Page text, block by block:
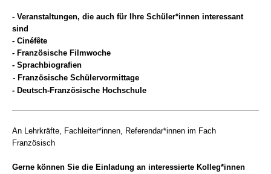
- Veranstaltungen, die auch für Ihre Schüler*innen interessant
sind
- Cinéfête
- Französische Filmwoche
- Sprachbiografien
- Französische Schülervormittage
- Deutsch-Französische Hochschule
An Lehrkräfte, Fachleiter*innen, Referendar*innen im Fach
Französisch
Gerne können Sie die Einladung an interessierte Kolleg*innen